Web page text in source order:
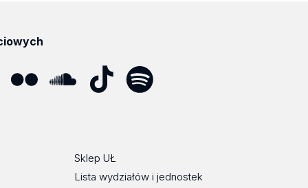
Sklep UŁ
Lista wydziałów i jednostek